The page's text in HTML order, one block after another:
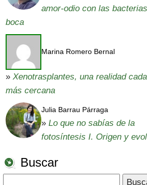
amor-odio con las
boca
Marina Romero Bernal
» Xenotrasplantes, una realidad
más cercana
Julia Barrau Párraga
» Lo que no sabías de la
fotosíntesis I. Origen y
Buscar